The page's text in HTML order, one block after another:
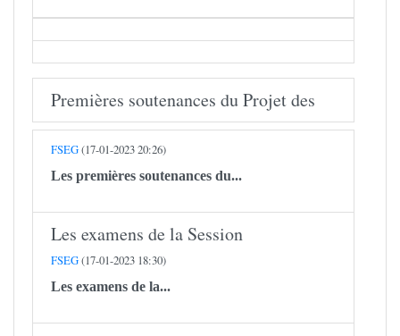
Premières soutenances du Projet des
FSEG(17-01-2023 20:26)
Les premières soutenances du...
Les examens de la Session
FSEG(17-01-2023 18:30)
Les examens de la...